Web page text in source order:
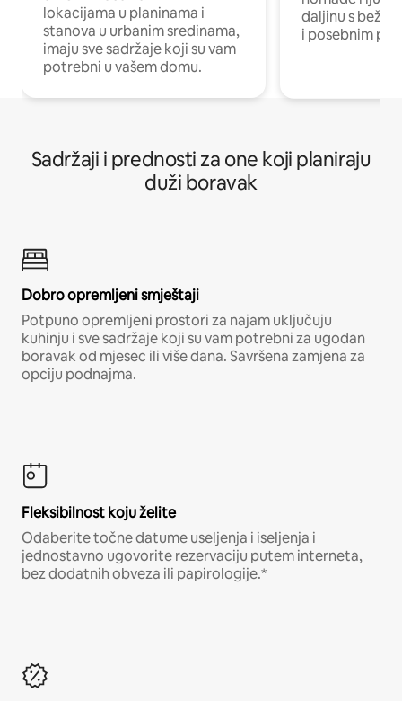
lokacijama u planinama i
stanova u urbanim sredinama,
imaju sve sadržaje koji su vam
potrebni u vašem domu.
daljinu s
i posebnim
Sadržaji i prednosti za one koji planiraju
duži boravak
Dobro opremljeni smještaji
Potpuno opremljeni prostori za najam uključuju
kuhinju i sve sadržaje koji su vam potrebni za ugodan
boravak od mjesec ili više dana. Savršena zamjena za
opciju podnajma.
Fleksibilnost koju želite
Odaberite točne datume useljenja i iseljenja i
jednostavno ugovorite rezervaciju putem interneta,
bez dodatnih obveza ili papirologije.*